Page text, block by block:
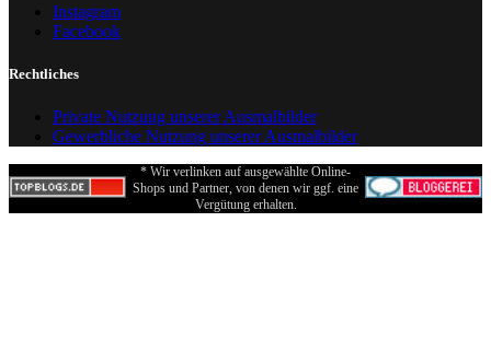
Instagram
Facebook
Rechtliches
Private Nutzung unserer Ausmalbilder
Gewerbliche Nutzung unserer Ausmalbilder
* Wir verlinken auf ausgewählte Online-
Shops und Partner, von denen wir ggf. eine
Vergütung erhalten.